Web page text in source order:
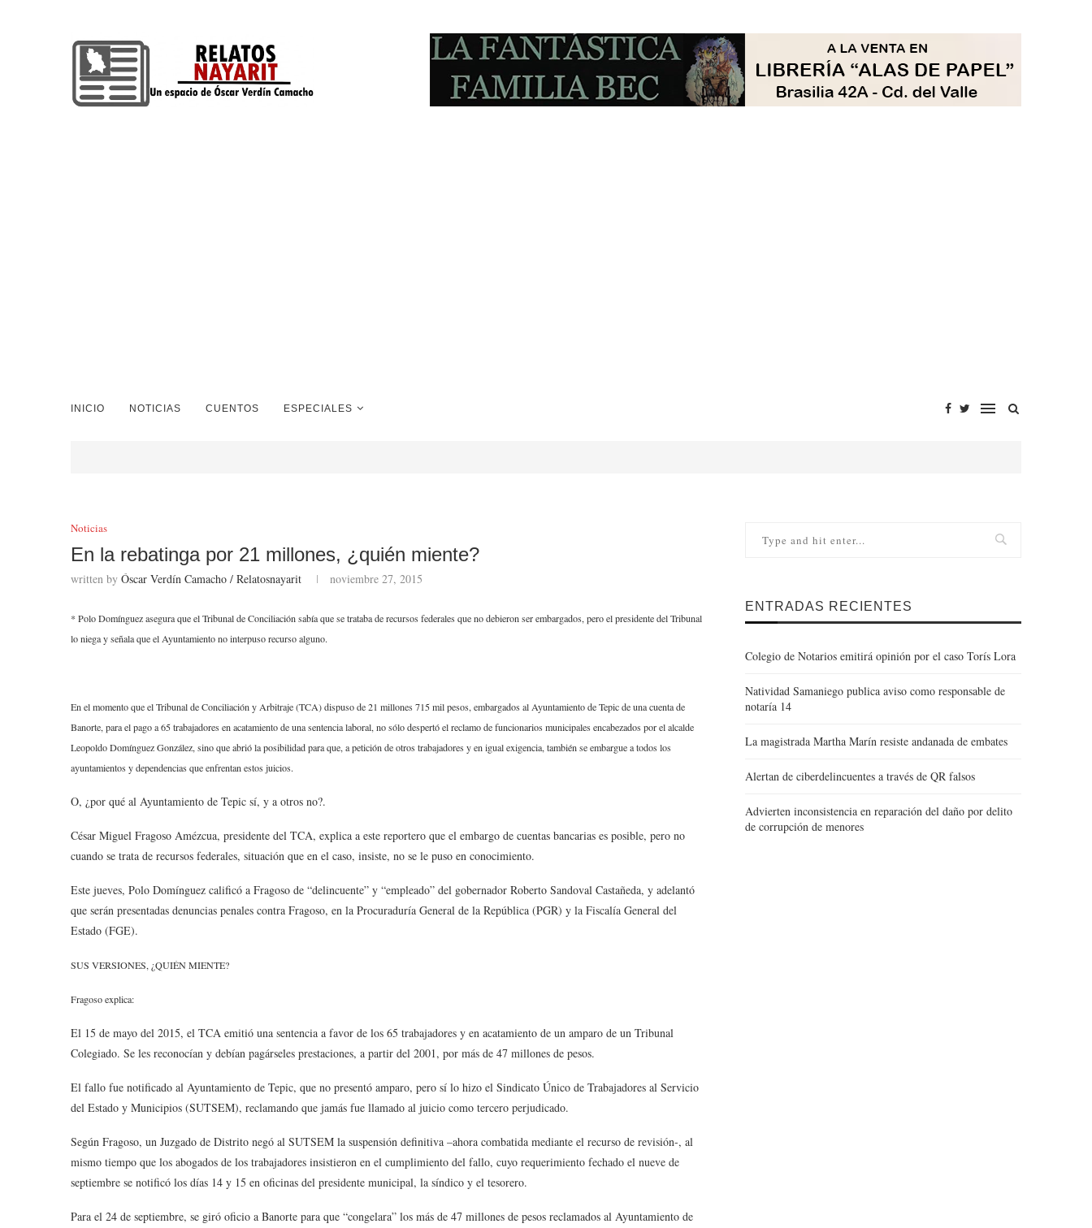
INICIO NOTICIAS CUENTOS ESPECIALES
Noticias
En la rebatinga por 21 millones, ¿quién miente?
written by Óscar Verdín Camacho / Relatosnayarit noviembre 27, 2015
* Polo Domínguez asegura que el Tribunal de Conciliación sabía que se trataba de recursos federales que no debieron ser embargados, pero el presidente del Tribunal
lo niega y señala que el Ayuntamiento no interpuso recurso alguno.
En el momento que el Tribunal de Conciliación y Arbitraje (TCA) dispuso de 21 millones 715 mil pesos, embargados al Ayuntamiento de Tepic de una cuenta de
Banorte, para el pago a 65 trabajadores en acatamiento de una sentencia laboral, no sólo despertó el reclamo de funcionarios municipales encabezados por el alcalde
Leopoldo Domínguez González, sino que abrió la posibilidad para que, a petición de otros trabajadores y en igual exigencia, también se embargue a todos los
ayuntamientos y dependencias que enfrentan estos juicios.
O, ¿por qué al Ayuntamiento de Tepic sí, y a otros no?.
César Miguel Fragoso Amézcua, presidente del TCA, explica a este reportero que el embargo de cuentas bancarias es posible, pero no
cuando se trata de recursos federales, situación que en el caso, insiste, no se le puso en conocimiento.
Este jueves, Polo Domínguez calificó a Fragoso de “delincuente” y “empleado” del gobernador Roberto Sandoval Castañeda, y adelantó
que serán presentadas denuncias penales contra Fragoso, en la Procuraduría General de la República (PGR) y la Fiscalía General del
Estado (FGE).
SUS VERSIONES, ¿QUIÉN MIENTE?
Fragoso explica:
El 15 de mayo del 2015, el TCA emitió una sentencia a favor de los 65 trabajadores y en acatamiento de un amparo de un Tribunal
Colegiado. Se les reconocían y debían pagárseles prestaciones, a partir del 2001, por más de 47 millones de pesos.
El fallo fue notificado al Ayuntamiento de Tepic, que no presentó amparo, pero sí lo hizo el Sindicato Único de Trabajadores al Servicio
del Estado y Municipios (SUTSEM), reclamando que jamás fue llamado al juicio como tercero perjudicado.
Según Fragoso, un Juzgado de Distrito negó al SUTSEM la suspensión definitiva –ahora combatida mediante el recurso de revisión-, al
mismo tiempo que los abogados de los trabajadores insistieron en el cumplimiento del fallo, cuyo requerimiento fechado el nueve de
septiembre se notificó los días 14 y 15 en oficinas del presidente municipal, la síndico y el tesorero.
Para el 24 de septiembre, se giró oficio a Banorte para que “congelara” los más de 47 millones de pesos reclamados al Ayuntamiento de
ENTRADAS RECIENTES
Colegio de Notarios emitirá opinión por el caso Torís Lora
Natividad Samaniego publica aviso como responsable de
notaría 14
La magistrada Martha Marín resiste andanada de embates
Alertan de ciberdelincuentes a través de QR falsos
Advierten inconsistencia en reparación del daño por delito
de corrupción de menores